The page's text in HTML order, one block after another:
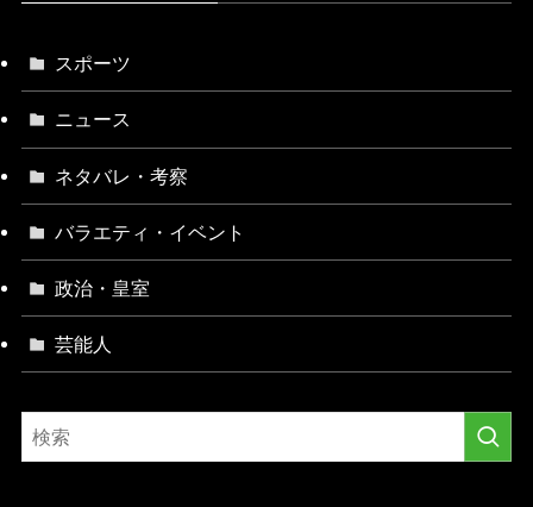
スポーツ
ニュース
ネタバレ・考察
バラエティ・イベント
政治・皇室
芸能人